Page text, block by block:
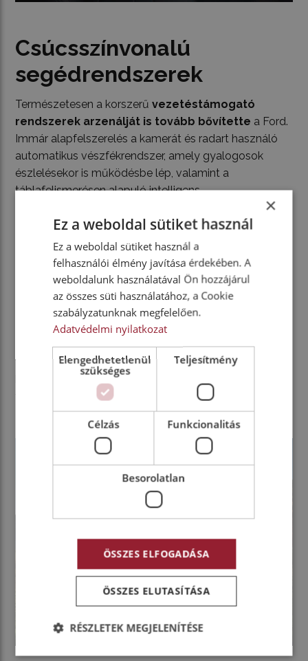
Csúcsszínvonalú
segédrendszerek
Természetesen a korszerűvezetéstámogató
rendszerek arzenálját is tovább bővítette a Ford.
Immár alapfelszerelés a kamerát és radart használó
automatikus vészfékrendszer, amely gyalogosok
észlelésekor is működésbe lép, valamint a
táblafelismerésen alapuló intelligens
kategóriában a párhuzamos parkolást önműködően
végrehajtó rendszer, az aktív sávtartó, az adaptív
sebességtartó automatika és a
vontatmánystabilizálást is kínáló elektronikus
menetstabilizáló. A pickup fontos újítása még a kulcs
nélküli rendszer, valamint a központi zár már a plató
hátfalára is kiterjed. A duplafülkés, illetve a nagyobb
teljesítményű egyéb modellek aktív zajelnyomó
technikát is alkalmaznak, míg a Wildtrak és a Limited
kivitelek esetében torziós rugó segíti a hátfal
×
Ez a weboldal sütiket használ
Ez a weboldal sütiket használ a
felhasználói élmény javítása érdekében. A
weboldalunk használatával Ön hozzájárul
az összes süti használatához, a Cookie
szabályzatunknak megfelelően.
Adatvédelmi nyilatkozat
Elengedhetetlenül
szükséges
Teljesítmény
Célzás Funkcionalitás
Besorolatlan
ÖSSZES ELFOGADÁSA
ÖSSZES ELUTASÍTÁSA
RÉSZLETEK MEGJELENÍTÉSE